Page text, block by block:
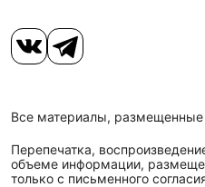
Все материалы,
Перепечатка,
объеме информации,
только с письменного